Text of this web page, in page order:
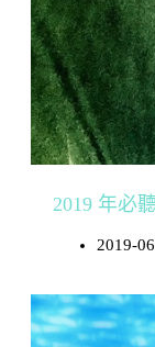
2019 年必
2019-